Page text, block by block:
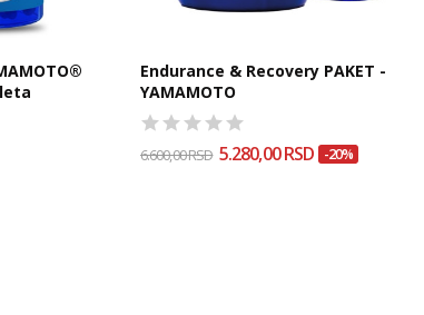
kapleta
Endurance & Recovery PAKET -
YAMAMOTO
6.600,00 RSD 5.280,00 RSD -20%